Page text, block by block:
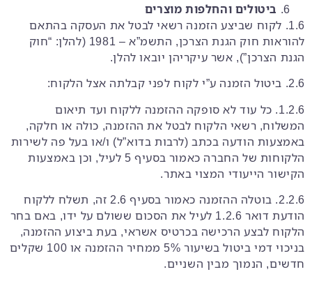
ביטולים והחלפות מוצרים
1.6. לקוח שביצע הזמנה רשאי לבטל את העסקה בהתאם
להוראות חוק הגנת הצרכן, התשמ”א – 1981 (להלן: “חוק
הגנת הצרכן”), אשר עיקריהן יובאו להלן.
2.6. ביטול הזמנה ע”י לקוח לפני קבלתה אצל הלקוח:
1.2.6. כל עוד לא סופקה ההזמנה ללקוח ועד תיאום
המשלוח, רשאי הלקוח לבטל את ההזמנה, כולה או חלקה,
באמצעות הודעה בכתב (לרבות בדוא”ל) ו/או בעל פה לשירות
הלקוחות של החברה כאמור בסעיף ‎5 לעיל, וכן באמצעות
הקישור הייעודי המצוי באתר.
2.2.6. בוטלה ההזמנה כאמור בסעיף ‎2.6 זה, תשלח ללקוח
הודעת דואר 1.2.6 לעיל את הסכום ששולם על ידו, באם בחר
הלקוח לבצע הרכישה בכרטיס אשראי, בעת ביצוע ההזמנה,
בניכוי דמי ביטול בשיעור 5% ממחיר ההזמנה או 100 שקלים
חדשים, הנמוך מבין השניים.